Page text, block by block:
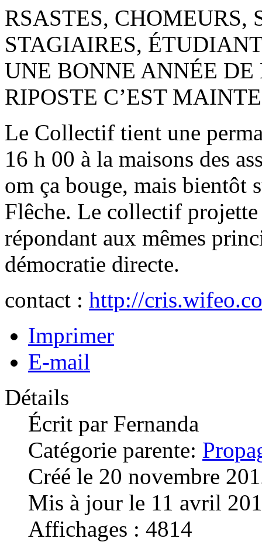
RSASTES, CHOMEURS,
STAGIAIRES,
UNE BONNE ANNÉE
RIPOSTE C’EST
Le Collectif tient une
16 h 00 à la maisons des
om ça bouge, mais bientôt
Flêche. Le collectif projette
répondant aux mêmes
démocratie directe.
contact : http://
Imprimer
E-mail
Détails
Écrit par Fernanda
Catégorie parente:
Créé le 20 novembre
Mis à jour le 11 avril
Affichages : 4814